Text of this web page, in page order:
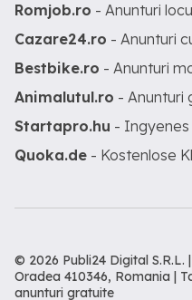
Romjob.ro - Anunturi
Cazare24.ro - Anunturi
Bestbike.ro - Anunturi
Animalutul.ro - Anunturi
Startapro.hu -
Quoka.de - Kostenlose
© 2026 Publi24 Digital S.R.L.
Oradea 410346, Romania |
anunturi gratuite